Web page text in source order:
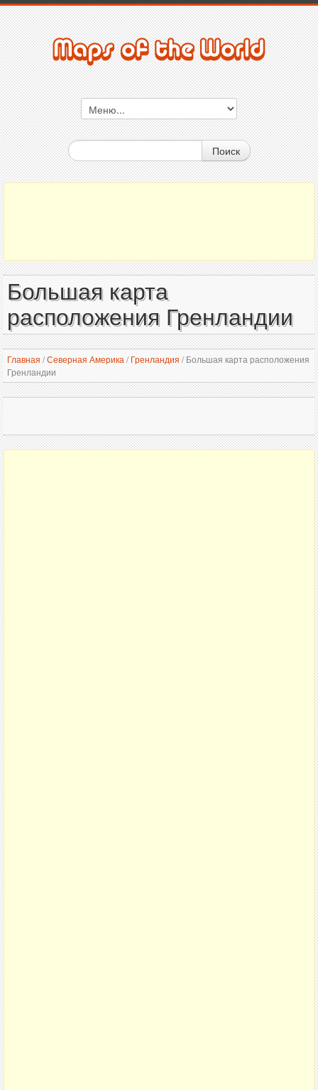
Поиск
Большая карта
расположения Гренландии
Главная /Северная Америка / Гренландия /Большая карта расположения
Гренландии